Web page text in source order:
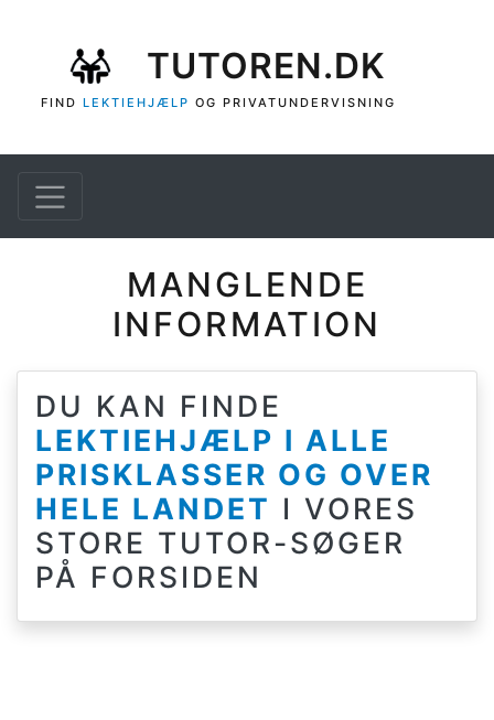
TUTOREN.DK
FIND LEKTIEHJÆLP OG PRIVATUNDERVISNING
MANGLENDE
INFORMATION
DU KAN FINDE
LEKTIEHJÆLP I ALLE
PRISKLASSER OG OVER
HELE LANDET I VORES
STORE TUTOR-SØGER
PÅ FORSIDEN